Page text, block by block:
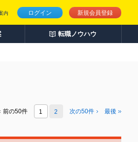
ログイン 新規会員登録
内
転職ノウハウ
前の50件 1 2 次の50件 最後